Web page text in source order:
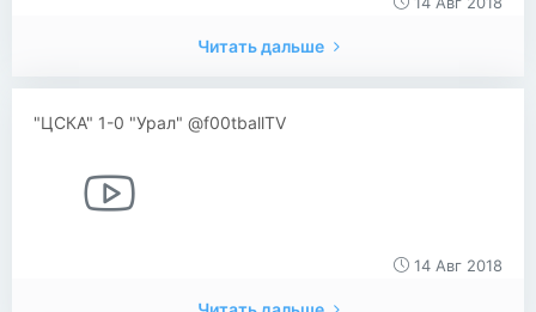
Читать дальше
"ЦСКА" 1-0 "Урал" @f00tballTV
14 Авг 2018